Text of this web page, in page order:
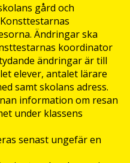
gård och
Ändringar ska
koordinator
ändringar är till
elever, antalet lärare
samt skolans adress.
information om resan
under klassens
senast ungefär en